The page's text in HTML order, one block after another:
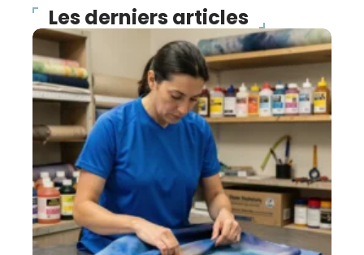
Les derniers articles